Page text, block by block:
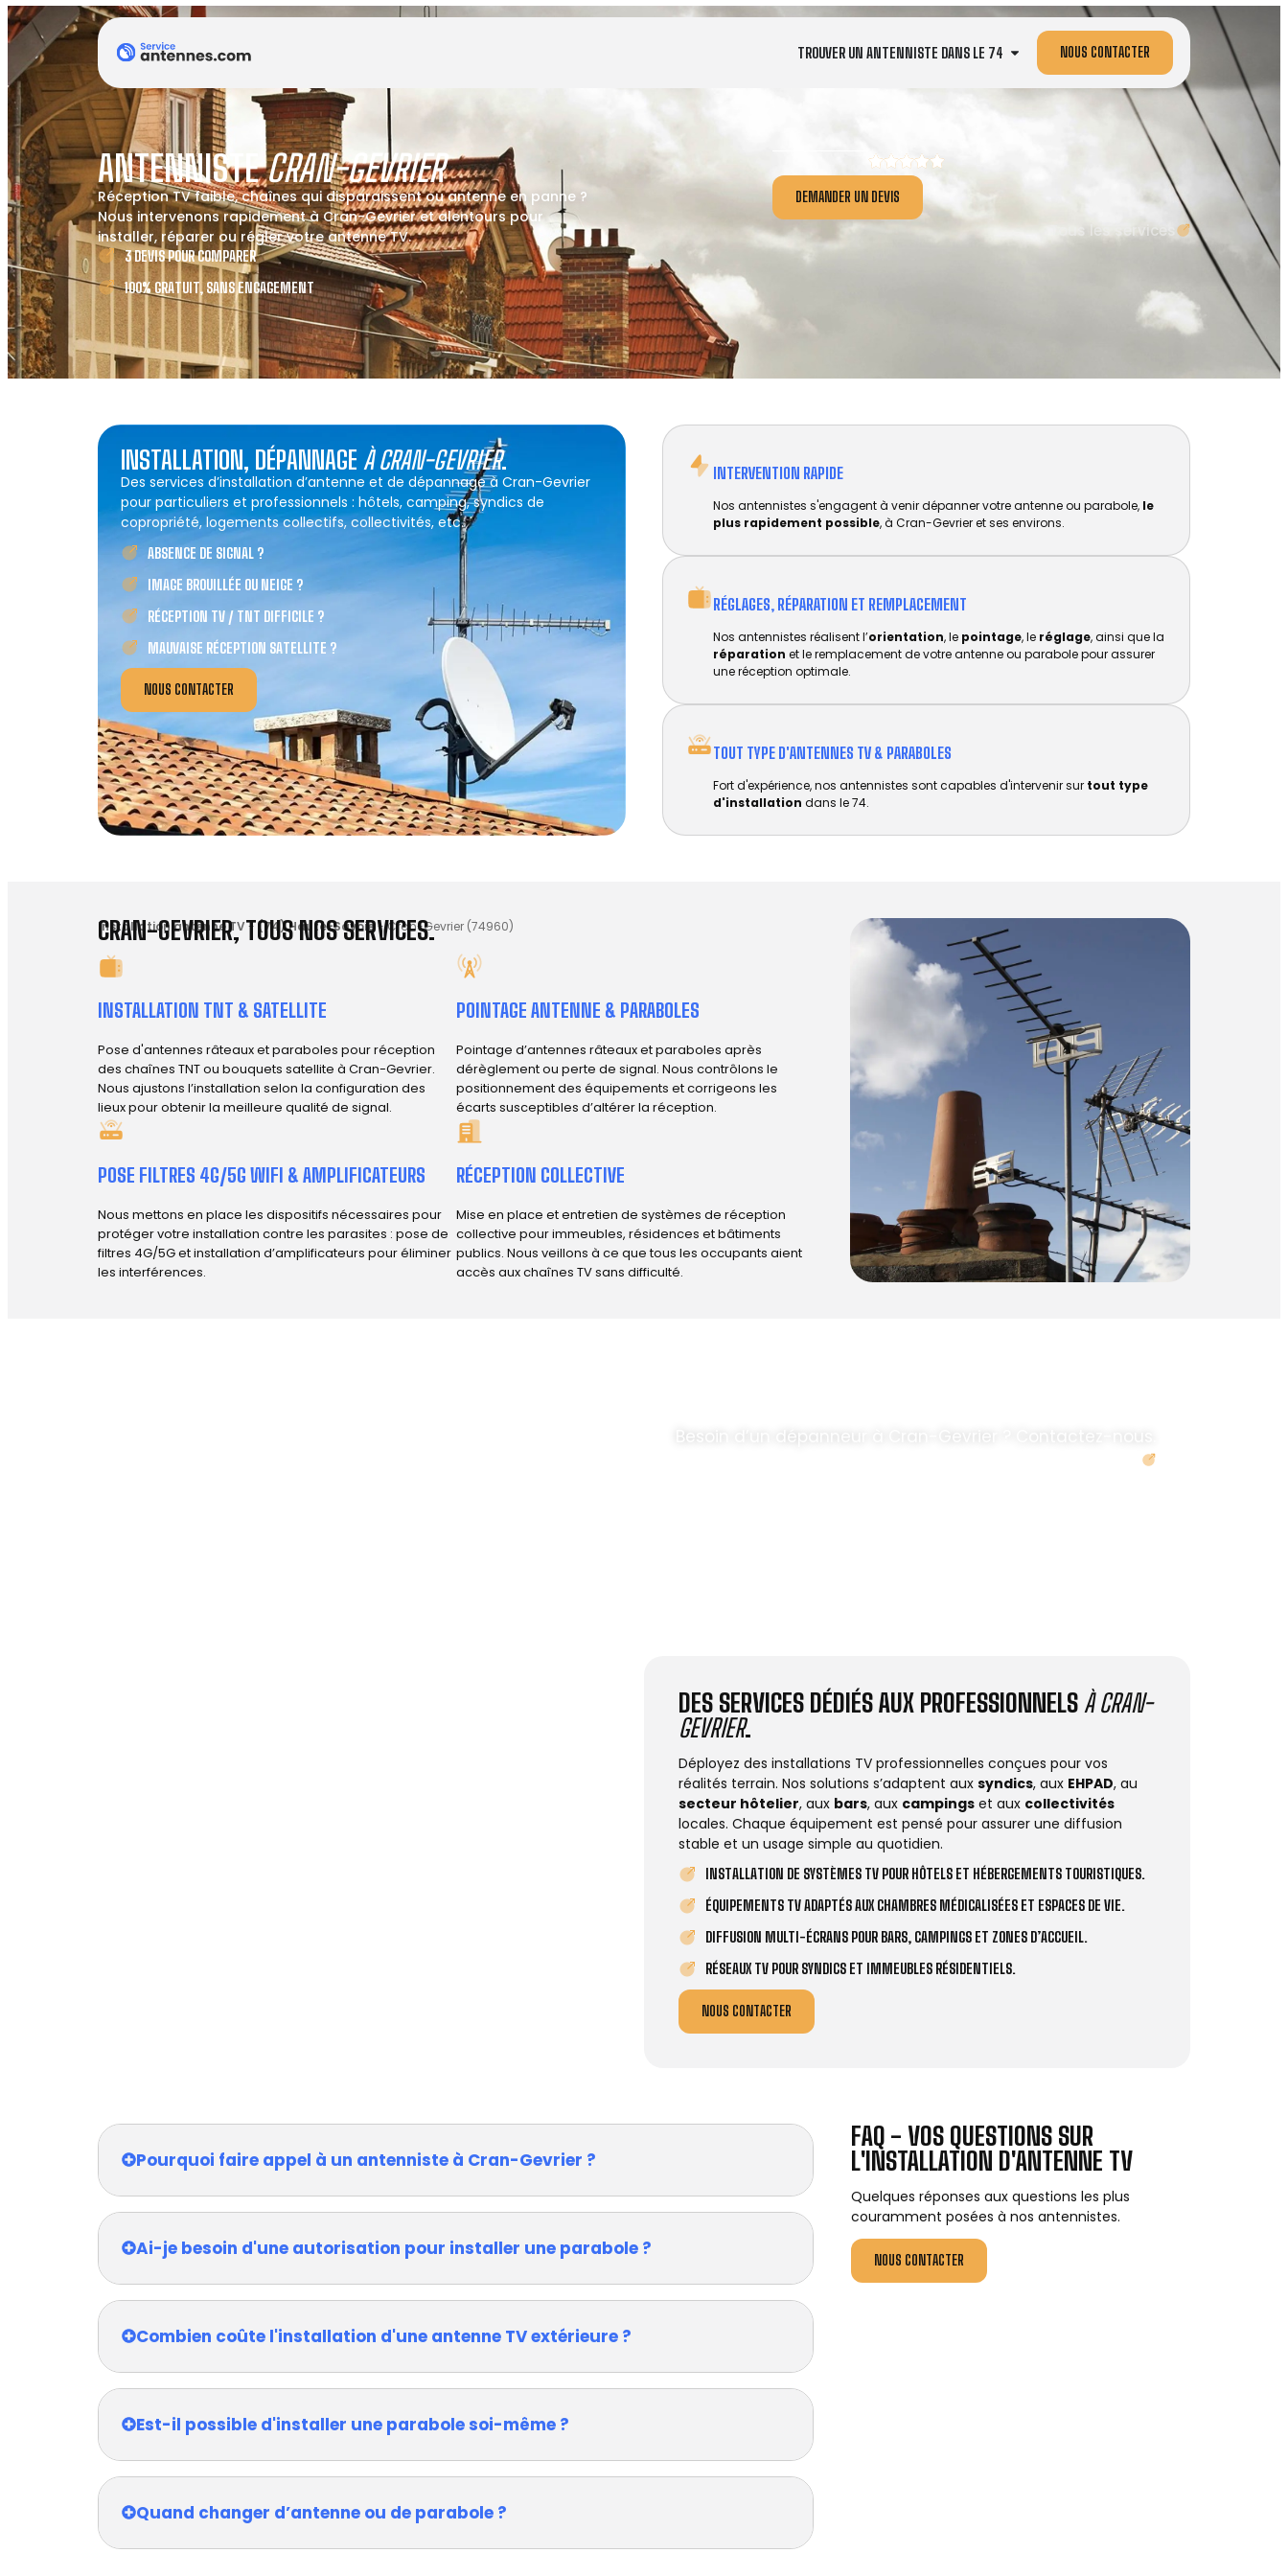
TROUVER UN ANTENNISTE DANS LE 74 NOUS CONTACTER
ANTENNISTECRAN-GEVRIER
Réception TV faible, chaînes qui disparaissent ou antenne en panne ?
Nous intervenons rapidement à Cran-Gevrier et alentours pour
installer, réparer ou régler votre antenne TV.
3 DEVIS POUR COMPARER
100% GRATUIT, SANS ENGAGEMENT
DEMANDER UN DEVIS
Tous les services
INSTALLATION, DÉPANNAGE À CRAN-GEVRIER.
Des services d’installation d’antenne et de dépannage à Cran-Gevrier
pour particuliers et professionnels : hôtels, camping, syndics de
copropriété, logements collectifs, collectivités, etc.
ABSENCE DE SIGNAL ?
IMAGE BROUILLÉE OU NEIGE ?
RÉCEPTION TV / TNT DIFFICILE ?
MAUVAISE RÉCEPTION SATELLITE ?
NOUS CONTACTER
INTERVENTION RAPIDE
Nos antennistes s'engagent à venir dépanner votre antenne ou parabole, le
plus rapidement possible, à Cran-Gevrier et ses environs.
RÉGLAGES, RÉPARATION ET REMPLACEMENT​
Nos antennistes réalisent l’orientation, le pointage, le réglage, ainsi que la
réparation et le remplacement de votre antenne ou parabole pour assurer
une réception optimale.
TOUT TYPE D'ANTENNES TV & PARABOLES
Fort d'expérience, nos antennistes sont capables d'intervenir sur tout type
d'installation dans le 74.
Installation antenne TV-(74) Haute-Savoie-Cran-Gevrier (74960)
CRAN-GEVRIER, TOUS NOS SERVICES.
INSTALLATION TNT & SATELLITE
Pose d'antennes râteaux et paraboles pour réception
des chaînes TNT ou bouquets satellite à Cran-Gevrier.
Nous ajustons l’installation selon la configuration des
lieux pour obtenir la meilleure qualité de signal.
POINTAGE ANTENNE & PARABOLES
Pointage d’antennes râteaux et paraboles après
dérèglement ou perte de signal. Nous contrôlons le
positionnement des équipements et corrigeons les
écarts susceptibles d’altérer la réception.
POSE FILTRES 4G/5G WIFI & AMPLIFICATEURS
Nous mettons en place les dispositifs nécessaires pour
protéger votre installation contre les parasites : pose de
filtres 4G/5G et installation d’amplificateurs pour éliminer
les interférences.
RÉCEPTION COLLECTIVE
Mise en place et entretien de systèmes de réception
collective pour immeubles, résidences et bâtiments
publics. Nous veillons à ce que tous les occupants aient
accès aux chaînes TV sans difficulté.
Besoin d’un dépanneur à Cran-Gevrier ? Contactez-nous.
DES SERVICES DÉDIÉS AUX PROFESSIONNELS À CRAN-
GEVRIER.
Déployez des installations TV professionnelles conçues pour vos
réalités terrain. Nos solutions s’adaptent aux syndics, aux EHPAD, au
secteur hôtelier, aux bars, aux campings et aux collectivités
locales. Chaque équipement est pensé pour assurer une diffusion
stable et un usage simple au quotidien.
INSTALLATION DE SYSTÈMES TV POUR HÔTELS ET HÉBERGEMENTS TOURISTIQUES.
ÉQUIPEMENTS TV ADAPTÉS AUX CHAMBRES MÉDICALISÉES ET ESPACES DE VIE.
DIFFUSION MULTI-ÉCRANS POUR BARS, CAMPINGS ET ZONES D’ACCUEIL.
RÉSEAUX TV POUR SYNDICS ET IMMEUBLES RÉSIDENTIELS.
NOUS CONTACTER
FAQ - VOS QUESTIONS SUR
L'INSTALLATION D'ANTENNE TV
Quelques réponses aux questions les plus
couramment posées à nos antennistes.
NOUS CONTACTER
Pourquoi faire appel à un antenniste à Cran-Gevrier ?
Ai-je besoin d'une autorisation pour installer une parabole ?
Combien coûte l'installation d'une antenne TV extérieure ?
Est-il possible d'installer une parabole soi-même ?
Quand changer d’antenne ou de parabole ?